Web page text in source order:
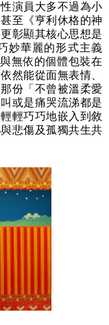
演員大多不過為小
至《亨利休格的神
彰顯其核心思想是
妙華麗的形式主義
無依的個體包裝在
然能從面無表情、
份「不曾被溫柔愛
或是痛哭流涕都是
輕巧巧地嵌入到敘
悲傷及孤獨共生共